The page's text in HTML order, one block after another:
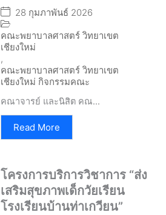
28 กุมภาพันธ์ 2026
คณะพยาบาลศาสตร์ วิทยาเขต
เชียงใหม่
,
คณะพยาบาลศาสตร์ วิทยาเขต
เชียงใหม่ กิจกรรมคณะ
คณาจารย์ และนิสิต คณ...
Read More
โครงการบริการวิชาการ “ส่ง
เสริมสุขภาพเด็กวัยเรียน
โรงเรียนบ้านท่าเกวียน”